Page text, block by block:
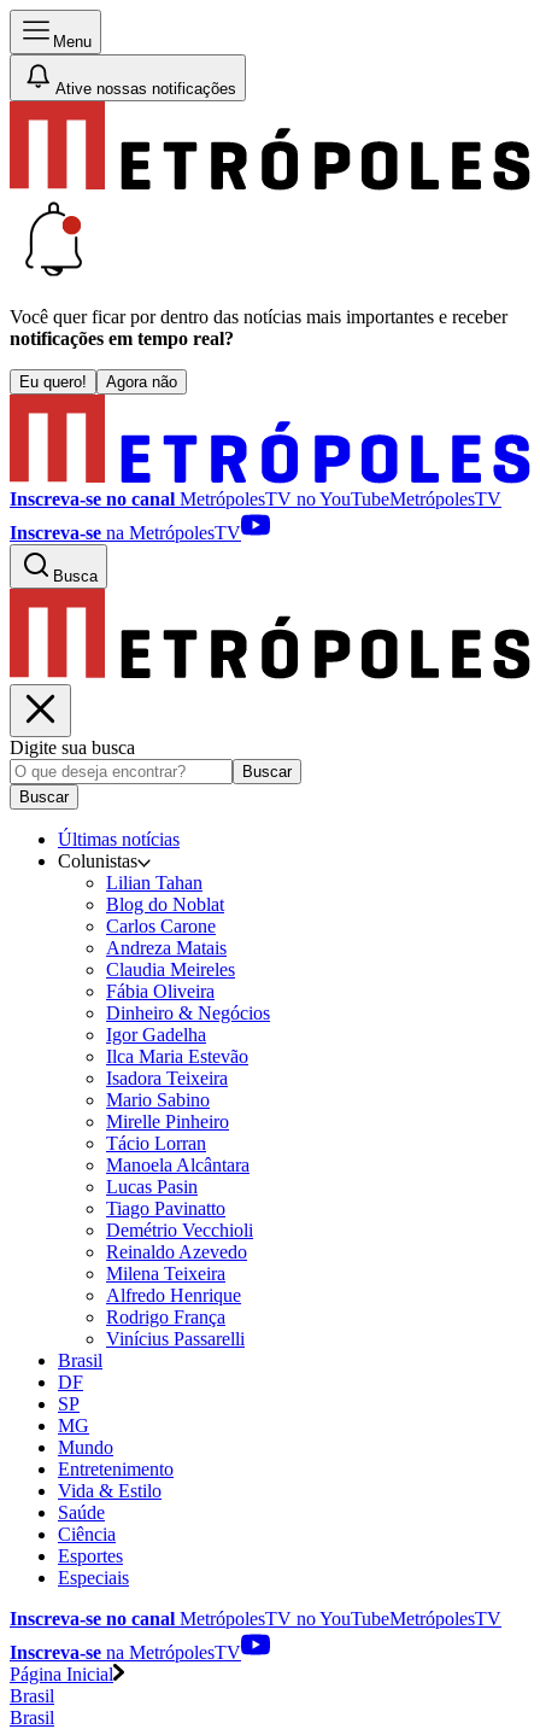
Menu
Ative nossas notificações
Você quer ficar por dentro das notícias mais importantes e receber
notificações em tempo real?
Eu quero! Agora não
Inscreva-se no canal MetrópolesTV noYouTubeMetrópolesTV
Inscreva-se na MetrópolesTV
Busca
Digite sua busca
Buscar
Buscar
Últimas notícias
Colunistas
Lilian Tahan
Blog do Noblat
Carlos Carone
Andreza Matais
Claudia Meireles
Fábia Oliveira
Dinheiro & Negócios
Igor Gadelha
Ilca Maria Estevão
Isadora Teixeira
Mario Sabino
Mirelle Pinheiro
Tácio Lorran
Manoela Alcântara
Lucas Pasin
Tiago Pavinatto
Demétrio Vecchioli
Reinaldo Azevedo
Milena Teixeira
Alfredo Henrique
Rodrigo França
Vinícius Passarelli
Brasil
DF
SP
MG
Mundo
Entretenimento
Vida & Estilo
Saúde
Ciência
Esportes
Especiais
Inscreva-se no canal MetrópolesTV noYouTubeMetrópolesTV
Inscreva-se na MetrópolesTV
Página Inicial
Brasil
Brasil